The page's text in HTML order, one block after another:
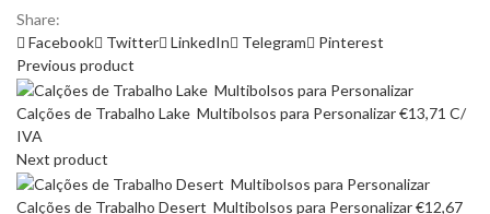
Share:
Facebook
Twitter LinkedIn Telegram
Pinterest
Previous product
Calções de Trabalho Lake Multibolsos para Personalizar€13,71 C/
IVA
Next product
Calções de Trabalho Desert Multibolsos para Personalizar€12,67